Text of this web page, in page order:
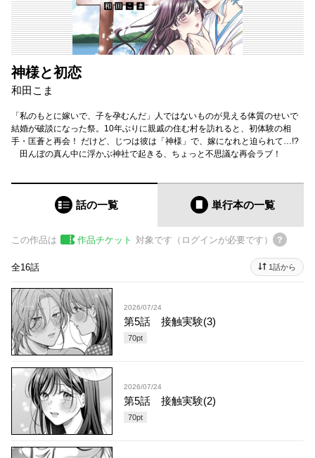
神様と初恋
和田こま
「私のもとに嫁いで、子を孕むんだ」人ではないものが見える体質のせいで
結婚が破談になった祭。10年ぶりに親戚の住む村を訪れると、初体験の相
手・匡蒼と再会！ だけど、じつは彼は「神様」で、嫁になれと迫られて…!?
田んぼの真ん中に浮かぶ神社で起きる、ちょっと不思議な再会ラブ！
話の一覧 単行本の一覧
この作品は 作品チケット 対象です（ログインが必要です）
全16話 1話から
2026/07/24
第5話 接触実験(3)
70pt
2026/07/24
第5話 接触実験(2)
70pt